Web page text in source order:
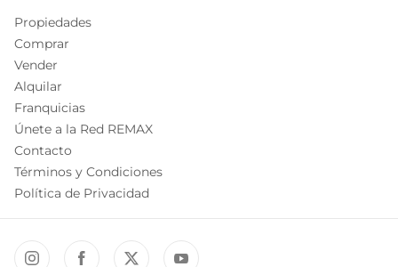
Propiedades
Comprar
Vender
Alquilar
Franquicias
Únete a la Red REMAX
Contacto
Términos y Condiciones
Política de Privacidad